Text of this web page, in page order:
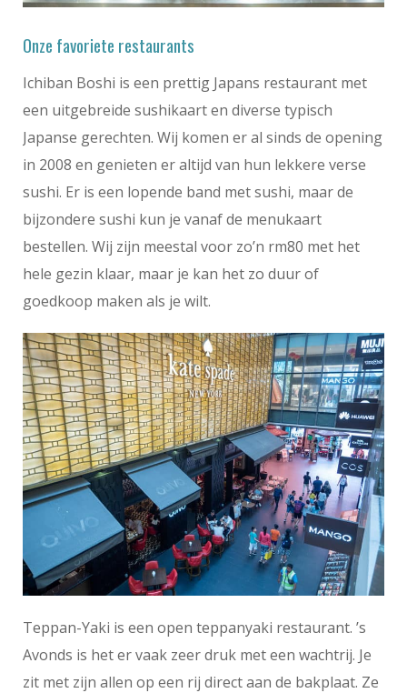
Onze favoriete restaurants
Ichiban Boshi is een prettig Japans restaurant met
een uitgebreide sushikaart en diverse typisch
Japanse gerechten. Wij komen er al sinds de opening
in 2008 en genieten er altijd van hun lekkere verse
sushi. Er is een lopende band met sushi, maar de
bijzondere sushi kun je vanaf de menukaart
bestellen. Wij zijn meestal voor zo’n rm80 met het
hele gezin klaar, maar je kan het zo duur of
goedkoop maken als je wilt.
Teppan-Yaki is een open teppanyaki restaurant. ’s
Avonds is het er vaak zeer druk met een wachtrij. Je
zit met zijn allen op een rij direct aan de bakplaat. Ze